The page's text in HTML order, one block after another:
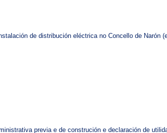
de distribución eléctrica no Concello de Narón
previa e de construción e declaración de